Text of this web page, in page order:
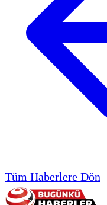
Tüm Haberlere Dön